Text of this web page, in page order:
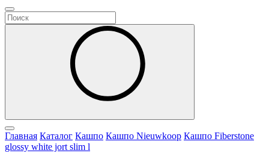
Главная Каталог Кашпо Кашпо Nieuwkoop Кашпо Fiberstone
glossy white jort slim l